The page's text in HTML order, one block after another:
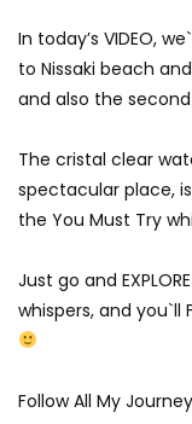
In today’s VIDEO,
to Nissaki beach
and also the
The cristal clear
spectacular place, is
the You Must Try
Just go and
whispers, and you`ll
Follow All My